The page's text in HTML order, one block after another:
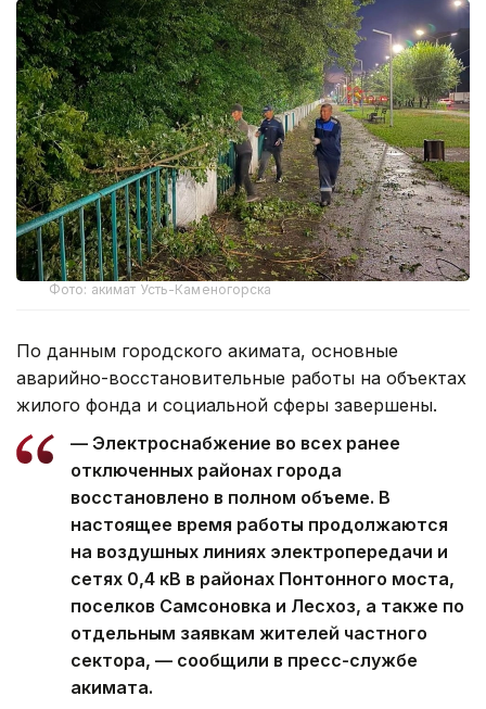
Фото: акимат Усть-Каменогорска
По данным городского акимата, основные
аварийно-восстановительные работы на объектах
жилого фонда и социальной сферы завершены.
— Электроснабжение во всех ранее
отключенных районах города
восстановлено в полном объеме. В
настоящее время работы продолжаются
на воздушных линиях электропередачи и
сетях 0,4 кВ в районах Понтонного моста,
поселков Самсоновка и Лесхоз, а также по
отдельным заявкам жителей частного
сектора, — сообщили в пресс-службе
акимата.